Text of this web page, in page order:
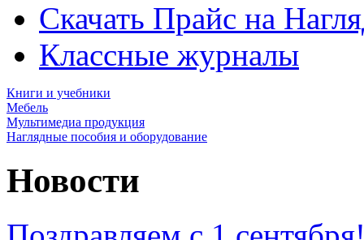
Скачать Прайс на
Классные журналы
Книги и учебники
Мебель
Мультимедиа продукция
Наглядные пособия и оборудование
Новости